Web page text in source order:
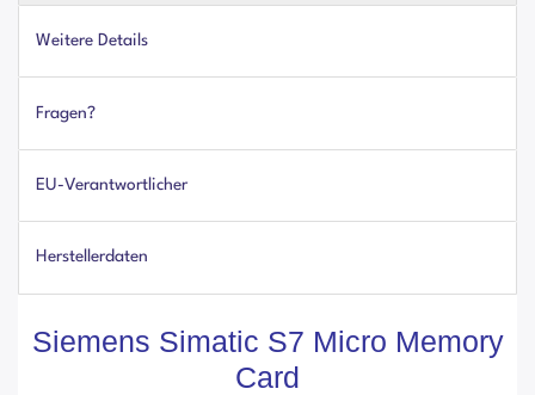
Weitere Details
Fragen?
EU-Verantwortlicher
Herstellerdaten
Siemens Simatic S7 Micro Memory
Card